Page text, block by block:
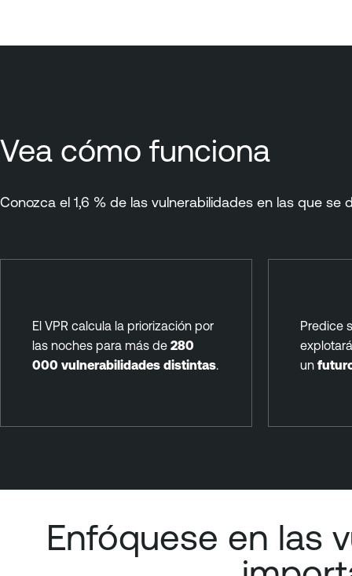
Vea cómo funciona
Conozca el 1,6 % de las vulnerabilidades en las que se
El VPR calcula la priorización por
las noches para más de 280
000 vulnerabilidades distintas
Predice
un
Enfóquese en las